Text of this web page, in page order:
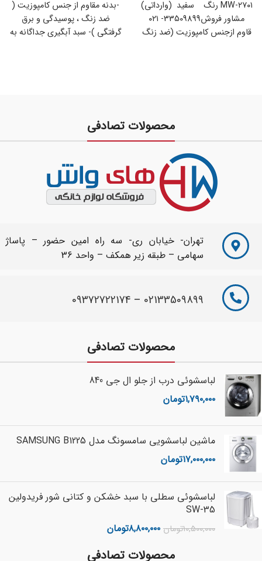
MW-۲۷۰۱ رنگ سفید (وارداتی)
قاوم ازجنس کامپوزیت (ضد زنگ
-بدنه مقاوم از جنس کامپوزیت (
ضد زنگ ، پوسیدگی و برق
گرفتگی )- سبد آبگیری جداگانه به
آسان- دارای ورودی آب، مناسب
جهت آبگیری و آبکشی لباسها .-
به رله حرارتی جهت آسیب دیدگی
موتور در اثر فشار بیش از حد-
مجهز به پایه لرزه گیر جهت
استفاده دستگاه در سطوح شیب
با توان شستشوی بالا - دفترچه
راهنمایی فارسی .-ماه ضمانت
محصولات تصادفی
تهران- خیابان ری- سه راه امین حضور – پاساژ
سهامی – طبقه زیر همکف – واحد 36
02133509899
–
09372722174
محصولات تصادفی
لباسشوئی درب از جلو ال جی 840
۱,۷۹۰,۰۰۰تومان
ماشین لباسشویی سامسونگ مدل SAMSUNG B1225
۱۷,۰۰۰,۰۰۰تومان
لباسشوئی سطلی با سبد خشکن و کتانی شور فریدولین
SW-35
۱۰,۵۰۰,۰۰۰تومان ۸,۸۰۰,۰۰۰تومان
محصولات تصادفی